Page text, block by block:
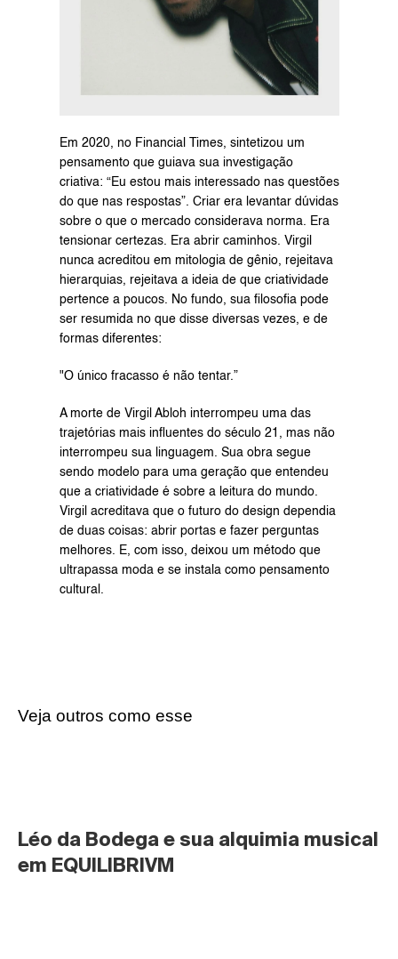
Em 2020, no Financial Times, sintetizou um
pensamento que guiava sua investigação
criativa: “Eu estou mais interessado nas questões
do que nas respostas”. Criar era levantar dúvidas
sobre o que o mercado considerava norma. Era
tensionar certezas. Era abrir caminhos. Virgil
nunca acreditou em mitologia de gênio, rejeitava
hierarquias, rejeitava a ideia de que criatividade
pertence a poucos. No fundo, sua filosofia pode
ser resumida no que disse diversas vezes, e de
formas diferentes:
"O único fracasso é não tentar.”
A morte de Virgil Abloh interrompeu uma das
trajetórias mais influentes do século 21, mas não
interrompeu sua linguagem. Sua obra segue
sendo modelo para uma geração que entendeu
que a criatividade é sobre a leitura do mundo.
Virgil acreditava que o futuro do design dependia
de duas coisas: abrir portas e fazer perguntas
melhores. E, com isso, deixou um método que
ultrapassa moda e se instala como pensamento
cultural.
Veja outros como esse
Léo da Bodega e sua alquimia musical
em EQUILIBRIVM